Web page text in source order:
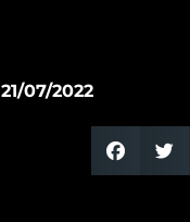
21/07/2022